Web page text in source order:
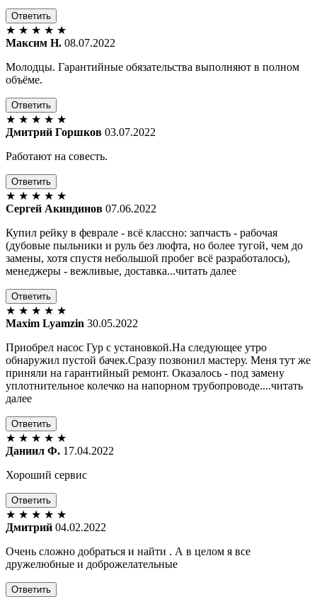
Ответить
★ ★ ★ ★ ★
Максим Н. 08.07.2022
Молодцы. Гарантийные обязательства выполняют в полном
объёме.
Ответить
★ ★ ★ ★ ★
Дмитрий Горшков 03.07.2022
Работают на совесть.
Ответить
★ ★ ★ ★ ★
Сергей Акиндинов 07.06.2022
Купил рейку в феврале - всё классно: запчасть - рабочая
(дубовые пыльники и руль без люфта, но более тугой, чем до
замены, хотя спустя небольшой пробег всё разработалось),
менеджеры - вежливые, доставка...читать далее
Ответить
★ ★ ★ ★ ★
Maxim Lyamzin 30.05.2022
Приобрел насос Гур с установкой.На следующее утро
обнаружил пустой бачек.Сразу позвонил мастеру. Меня тут же
приняли на гарантийный ремонт. Оказалось - под замену
уплотнительное колечко на напорном трубопроводе....читать
далее
Ответить
★ ★ ★ ★ ★
Даниил Ф. 17.04.2022
Хороший сервис
Ответить
★ ★ ★ ★ ★
Дмитрий 04.02.2022
Очень сложно добраться и найти . А в целом я все
дружелюбные и доброжелательные
Ответить